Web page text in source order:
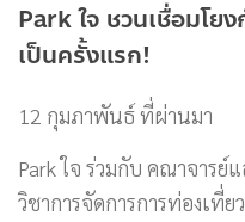
Park ใจ ชวนเชื่อมโย
เป็นครั้งแรก!
12 กุมภาพันธ์ ที่ผ่านมา
Park ใจ ร่วมกับ คณาจาร
วิชาการจัดการการท่องเที่